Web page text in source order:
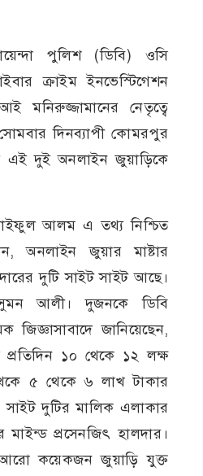
পুলিশ (ডিবি) ওসি
ক্রাইম ইনভেস্টিগেশন
মনিরুজ্জামানের নেতৃত্বে
দিনব্যাপী কোমরপুর
এই দুই অনলাইন জুয়াড়িকে
আলম এ তথ্য নিশ্চিত
অনলাইন জুয়ার মাষ্টার
দুটি সাইট সাইট আছে।
আলী। দুজনকে ডিবি
জিজ্ঞাসাবাদে জানিয়েছেন,
প্রতিদিন ১০ থেকে ১২ লক্ষ
৫ থেকে ৬ লাখ টাকার
সাইট দুটির মালিক এলাকার
মাইন্ড প্রসেনজিৎ হালদার।
আরো কয়েকজন জুয়াড়ি যুক্ত